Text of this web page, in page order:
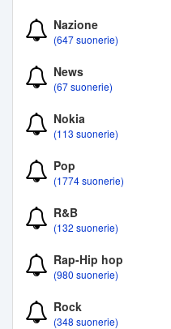
Nazione
(647 suonerie)
News
(67 suonerie)
Nokia
(113 suonerie)
Pop
(1774 suonerie)
R&B
(132 suonerie)
Rap-Hip hop
(980 suonerie)
Rock
(348 suonerie)